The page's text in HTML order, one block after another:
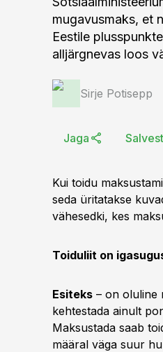
mugavusmaks, et
Eestile
alljärgnevas loos
Sirje Potisepp
Jaga
Kui toidu
seda üritatakse
vähesedki, kes
Toiduliit on
Esiteks – on oluline
kehtestada ainult
Maksustada saab
määral väga suur